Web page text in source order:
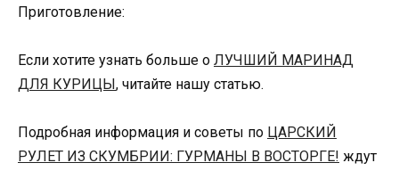
Приготовление:
Если хотите узнать больше о ЛУЧШИЙ МАРИНАД
ДЛЯ КУРИЦЫ, читайте нашу статью.
Подробная информация и советы по ЦАРСКИЙ
РУЛЕТ ИЗ СКУМБРИИ: ГУРМАНЫ В ВОСТОРГЕ! ждут